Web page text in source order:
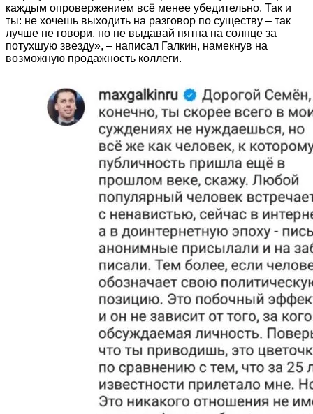
каждым опровержением всё менее убедительно. Так и
ты: не хочешь выходить на разговор по существу – так
лучше не говори, но не выдавай пятна на солнце за
потухшую звезду», – написал Галкин, намекнув на
возможную продажность коллеги.